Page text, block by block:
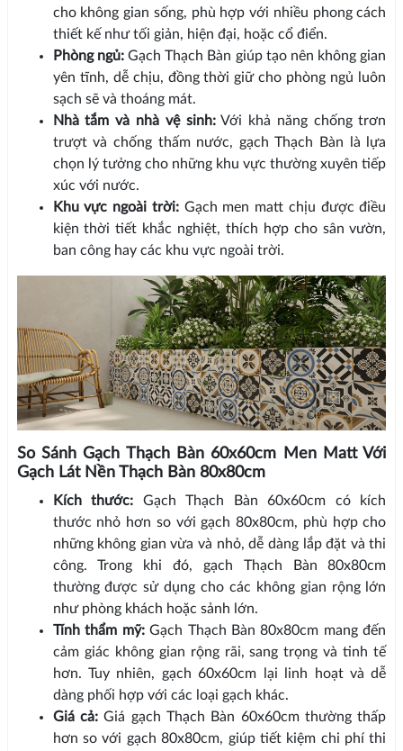
cho không gian sống, phù hợp với nhiều phong cách
thiết kế như tối giản, hiện đại, hoặc cổ điển.
Phòng ngủ:Gạch Thạch Bàn giúp tạo nên không gian
yên tĩnh, dễ chịu, đồng thời giữ cho phòng ngủ luôn
sạch sẽ và thoáng mát.
Nhà tắm và nhà vệ sinh:Với khả năng chống trơn
trượt và chống thấm nước, gạch Thạch Bàn là lựa
chọn lý tưởng cho những khu vực thường xuyên tiếp
xúc với nước.
Khu vực ngoài trời:Gạch men matt chịu được điều
kiện thời tiết khắc nghiệt, thích hợp cho sân vườn,
ban công hay các khu vực ngoài trời.
So Sánh Gạch Thạch Bàn 60x60cm Men Matt Với
Gạch Lát Nền Thạch Bàn 80x80cm
Kích thước: Gạch Thạch Bàn 60x60cm có kích
thước nhỏ hơn so với gạch 80x80cm, phù hợp cho
những không gian vừa và nhỏ, dễ dàng lắp đặt và thi
công. Trong khi đó, gạch Thạch Bàn 80x80cm
thường được sử dụng cho các không gian rộng lớn
như phòng khách hoặc sảnh lớn.
Tính thẩm mỹ:Gạch Thạch Bàn 80x80cm mang đến
cảm giác không gian rộng rãi, sang trọng và tinh tế
hơn. Tuy nhiên, gạch 60x60cm lại linh hoạt và dễ
dàng phối hợp với các loại gạch khác.
Giá cả:Giá gạch Thạch Bàn 60x60cm thường thấp
hơn so với gạch 80x80cm, giúp tiết kiệm chi phí thi